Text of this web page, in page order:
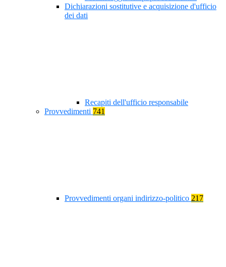
Dichiarazioni sostitutive e acquisizione d'ufficio
dei dati
Recapiti dell'ufficio responsabile
Provvedimenti 741
Provvedimenti organi indirizzo-politico 217